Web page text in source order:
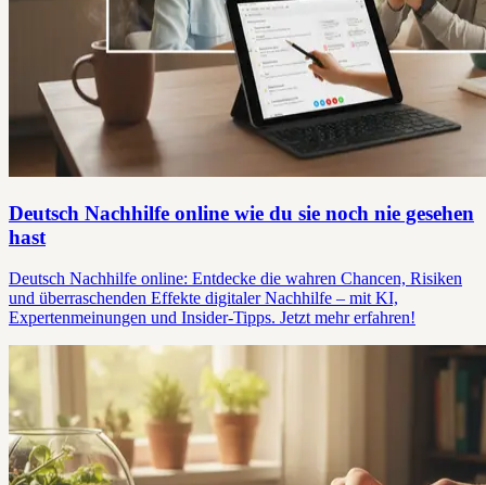
Deutsch Nachhilfe online wie du sie noch nie gesehen
hast
Deutsch Nachhilfe online: Entdecke die wahren Chancen, Risiken
und überraschenden Effekte digitaler Nachhilfe – mit KI,
Expertenmeinungen und Insider-Tipps. Jetzt mehr erfahren!